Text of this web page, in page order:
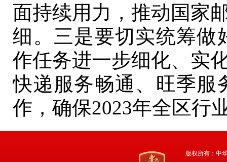
面持续用力，推动国家
细。三是要切实统筹做
作任务进一步细化、实
快递服务畅通、旺季服
作，确保2023年全区行
版权所有：中